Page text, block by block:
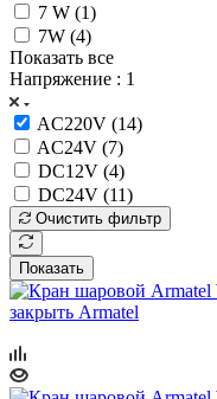
7 W (1)
7W (4)
Показать все
Напряжение : 1
AC220V (14)
AC24V (7)
DC12V (4)
DC24V (11)
Очистить фильтр
Показать